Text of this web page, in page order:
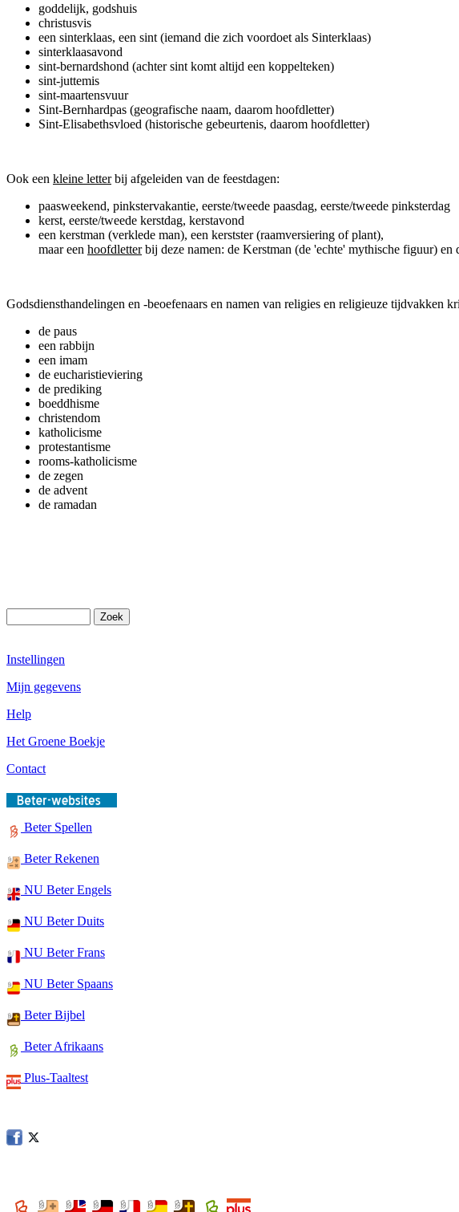
goddelijk, godshuis
christusvis
een sinterklaas, een sint (iemand die zich voordoet als Sinterklaas)
sinterklaasavond
sint-bernardshond (achter sint komt altijd een koppelteken)
sint-juttemis
sint-maartensvuur
Sint-Bernhardpas (geografische naam, daarom hoofdletter)
Sint-Elisabethsvloed (historische gebeurtenis, daarom hoofdletter)
Ook een kleine letterbij afgeleiden van de feestdagen:
paasweekend, pinkstervakantie, eerste/tweede paasdag, eerste/tweede pinksterdag
kerst, eerste/tweede kerstdag, kerstavond
een kerstman (verklede man), een kerstster (raamversiering of plant),
maar een hoofdletterbij deze namen: de Kerstman (de 'echte' mythische figuur) en
Godsdiensthandelingen en -beoefenaars en namen van religies en religieuze tijdvakken
de paus
een rabbijn
een imam
de eucharistieviering
de prediking
boeddhisme
christendom
katholicisme
protestantisme
rooms-katholicisme
de zegen
de advent
de ramadan
Instellingen
Mijn gegevens
Help
Het Groene Boekje
Contact
Beter Spellen
Beter Rekenen
NU Beter Engels
NU Beter Duits
NU Beter Frans
NU Beter Spaans
Beter Bijbel
Beter Afrikaans
Plus-Taaltest